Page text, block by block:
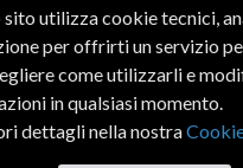
sito utilizza cookie tecnici,
per offrirti un servizio
come utilizzarli e
in qualsiasi momento.
dettagli nella nostra